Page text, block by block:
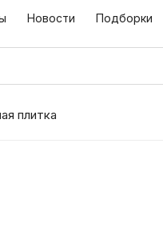
Новости Подборки
плитка